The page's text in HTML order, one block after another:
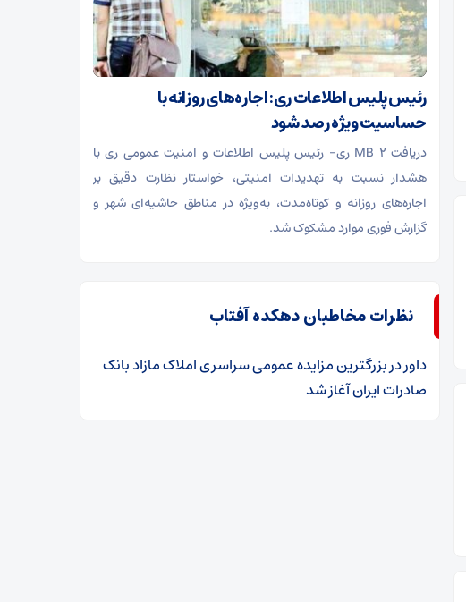
رئیس پلیس اطلاعات ری: اجاره‌های روزانه با
حساسیت ویژه رصد شود
دریافت 2 MB ری- رئیس پلیس اطلاعات و امنیت عمومی ری با
هشدار نسبت به تهدیدات امنیتی، خواستار نظارت دقیق بر
اجاره‌های روزانه و کوتاه‌مدت، به‌ویژه در مناطق حاشیه‌ای شهر و
گزارش فوری موارد مشکوک شد.
نظرات مخاطبان دهکده آفتاب
داوردر​بزرگترین مزایده عمومی سراسری املاک مازاد بانک
صادرات ایران آغاز شد